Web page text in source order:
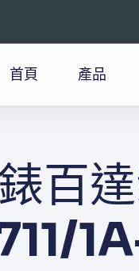
首頁 產品
百